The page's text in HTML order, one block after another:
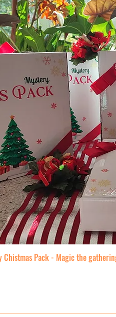
Quick
Chistmas Pack - Magic the